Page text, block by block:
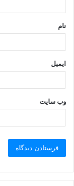
*
نام
ایمیل
وب‌ سایت